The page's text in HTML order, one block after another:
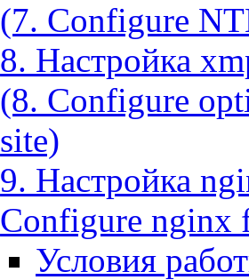
(7. Configure
8. Настройка
(8. Configure
site)
9. Настройка
Configure nginx
Условия